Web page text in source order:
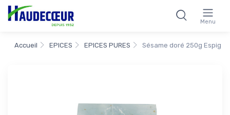
Menu
Accueil EPICES EPICES PURES Sésame doré 250g Espig